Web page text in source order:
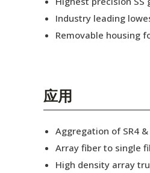
活动信息
Industry leading
Removable housing
应用
Aggregation of SR4 &
Array fiber to single
High density array